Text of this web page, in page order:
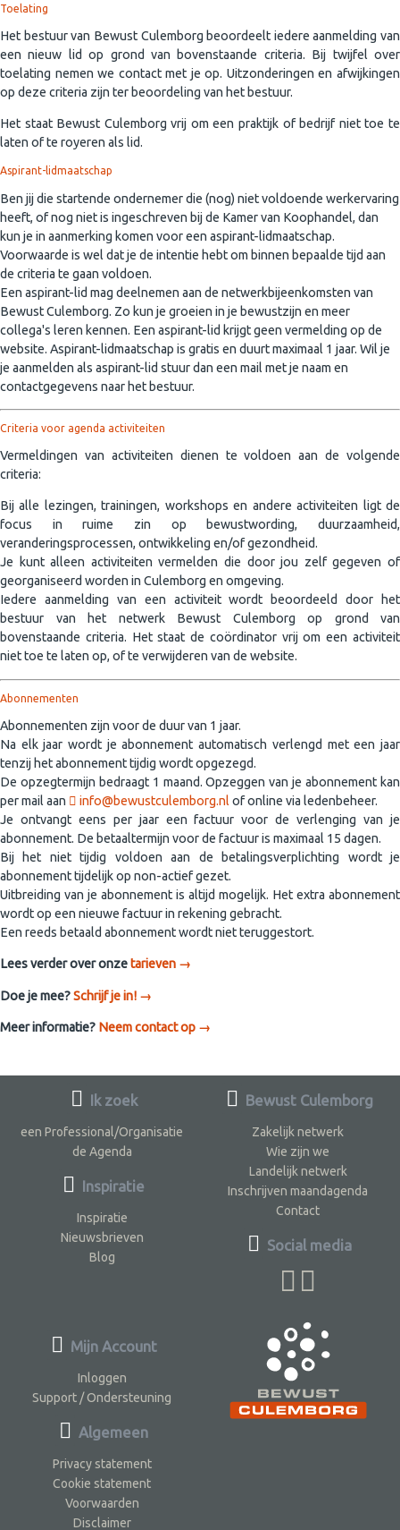
Toelating
Het bestuur van Bewust Culemborg beoordeelt iedere aanmelding van
een nieuw lid op grond van bovenstaande criteria. Bij twijfel over
toelating nemen we contact met je op. Uitzonderingen en afwijkingen
op deze criteria zijn ter beoordeling van het bestuur.
Het staat Bewust Culemborg vrij om een praktijk of bedrijf niet toe te
laten of te royeren als lid.
Aspirant-lidmaatschap
Ben jij die startende ondernemer die (nog) niet voldoende werkervaring
heeft, of nog niet is ingeschreven bij de Kamer van Koophandel, dan
kun je in aanmerking komen voor een aspirant-lidmaatschap.
Voorwaarde is wel dat je de intentie hebt om binnen bepaalde tijd aan
de criteria te gaan voldoen.
Een aspirant-lid mag deelnemen aan de netwerkbijeenkomsten van
Bewust Culemborg. Zo kun je groeien in je bewustzijn en meer
collega's leren kennen. Een aspirant-lid krijgt geen vermelding op de
website. Aspirant-lidmaatschap is gratis en duurt maximaal 1 jaar. Wil je
je aanmelden als aspirant-lid stuur dan een mail met je naam en
contactgegevens naar het bestuur.
Criteria voor agenda activiteiten
Vermeldingen van activiteiten dienen te voldoen aan de volgende
criteria:
Bij alle lezingen, trainingen, workshops en andere activiteiten ligt de
focus in ruime zin op bewustwording, duurzaamheid,
veranderingsprocessen, ontwikkeling en/of gezondheid.
Je kunt alleen activiteiten vermelden die door jou zelf gegeven of
georganiseerd worden in Culemborg en omgeving.
Iedere aanmelding van een activiteit wordt beoordeeld door het
bestuur van het netwerk Bewust Culemborg op grond van
bovenstaande criteria. Het staat de coördinator vrij om een activiteit
niet toe te laten op, of te verwijderen van de website.
Abonnementen
Abonnementen zijn voor de duur van 1 jaar.
Na elk jaar wordt je abonnement automatisch verlengd met een jaar
tenzij het abonnement tijdig wordt opgezegd.
De opzegtermijn bedraagt 1 maand. Opzeggen van je abonnement kan
per mail aan
info@bewustculemborg.nl of online via ledenbeheer.
Je ontvangt eens per jaar een factuur voor de verlenging van je
abonnement. De betaaltermijn voor de factuur is maximaal 15 dagen.
Bij het niet tijdig voldoen aan de betalingsverplichting wordt je
abonnement tijdelijk op non-actief gezet.
Uitbreiding van je abonnement is altijd mogelijk. Het extra abonnement
wordt op een nieuwe factuur in rekening gebracht.
Een reeds betaald abonnement wordt niet teruggestort.
Lees verder over onzetarieven →
Doe je mee?Schrijf je in! →
Meer informatie? Neem contact op →
Ik zoek
een Professional/Organisatie
de Agenda
Inspiratie
Inspiratie
Nieuwsbrieven
Blog
Bewust Culemborg
Zakelijk netwerk
Wie zijn we
Landelijk netwerk
Inschrijven maandagenda
Contact
Social media
Mijn Account
Inloggen
Support / Ondersteuning
Algemeen
Privacy statement
Cookie statement
Voorwaarden
Disclaimer